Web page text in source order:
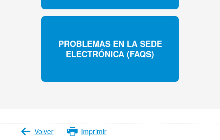
PROBLEMAS EN LA SEDE
ELECTRÓNICA (FAQS)
Volver Imprimir